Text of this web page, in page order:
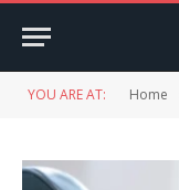
YOU ARE AT: Home